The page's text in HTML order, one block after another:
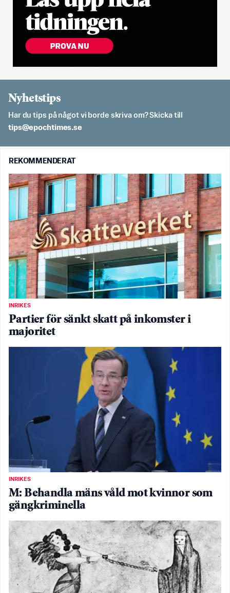
Nyhetstips
Har du tips på något vi borde skriva om? Skicka till
es.semithcope@spit
REKOMMENDERAT
INRIKES
Partier för sänkt skatt på inkomster i
majoritet
INRIKES
M: Behandla mäns våld mot kvinnor som
gängkriminella